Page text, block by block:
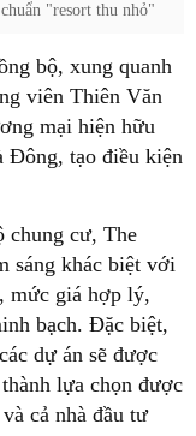
"resort thu nhỏ"
bộ, xung quanh
viên Thiên Văn
mại hiện hữu
Đông, tạo điều kiện
chung cư, The
sáng khác biệt với
mức giá hợp lý,
bạch. Đặc biệt,
dự án sẽ được
lựa chọn được
cả nhà đầu tư